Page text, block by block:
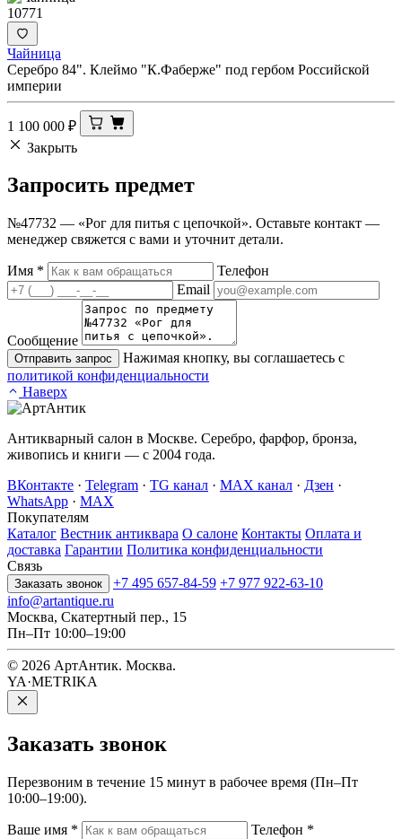
10771
Чайница
Серебро 84". Клеймо "К.Фаберже" под гербом Российской
империи
1 100 000 ₽
Закрыть
Запросить предмет
№47732 — «Рог для питья с цепочкой». Оставьте контакт —
менеджер свяжется с вами и уточнит детали.
Имя *
Телефон
Email
Сообщение
Отправить запрос
Нажимая кнопку, вы соглашаетесь с
политикой конфиденциальности
Наверх
Антикварный салон в Москве. Серебро, фарфор, бронза,
живопись и книги — с 2004 года.
ВКонтакте · Telegram · TG канал · MAX канал · Дзен ·
WhatsApp · MAX
Покупателям
Каталог Вестник антиквара О салоне Контакты Оплата и
доставка Гарантии Политика конфиденциальности
Связь
Заказать звонок +7 495 657-84-59 +7 977 922-63-10
info@artantique.ru
Москва, Скатертный пер., 15
Пн–Пт 10:00–19:00
© 2026 АртАнтик. Москва.
YA·METRIKA
Заказать звонок
Перезвоним в течение 15 минут в рабочее время (Пн–Пт
10:00–19:00).
Ваше имя * Телефон *